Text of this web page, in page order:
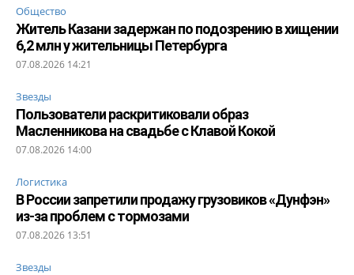
Общество
Житель Казани задержан по подозрению в хищении
6,2 млн у жительницы Петербурга
07.08.2026 14:21
Звезды
Пользователи раскритиковали образ
Масленникова на свадьбе с Клавой Кокой
07.08.2026 14:00
Логистика
В России запретили продажу грузовиков «Дунфэн»
из-за проблем с тормозами
07.08.2026 13:51
Звезды